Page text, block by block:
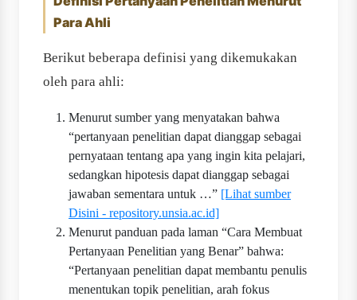
Para Ahli
Berikut beberapa definisi yang dikemukakan
oleh para ahli:
Menurut sumber yang menyatakan bahwa
“pertanyaan penelitian dapat dianggap sebagai
pernyataan tentang apa yang ingin kita pelajari,
sedangkan hipotesis dapat dianggap sebagai
jawaban sementara untuk …” [Lihat sumber
Disini - repository.unsia.ac.id]
Menurut panduan pada laman “Cara Membuat
Pertanyaan Penelitian yang Benar” bahwa:
“Pertanyaan penelitian dapat membantu penulis
menentukan topik penelitian, arah fokus